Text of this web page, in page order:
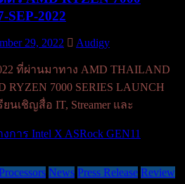
SEP-2022
29, 2022 Audigy
ที่ผ่านมาทาง AMD THAILAND
RYZEN 7000 SERIES LAUNCH
นเชิญสื่อ IT, Streamer และ
News Press Release Review